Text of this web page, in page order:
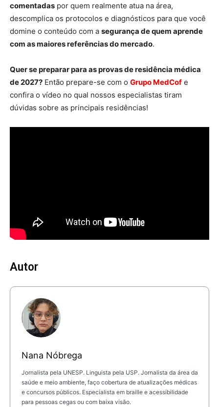
comentadas por quem realmente atua na área,
descomplica os protocolos e diagnósticos para que você
domine o conteúdo com a segurança de quem aprende
com as maiores referências do mercado.
Quer se preparar para as provas de residência médica
de 2027? Então prepare-se com o Grupo MedCof e
confira o vídeo no qual nossos especialistas tiram
dúvidas sobre as principais residências!
Autor
Nana Nóbrega
Jornalista pela UNESP. Linguista pela USP. Jornalista da área da
saúde e meio ambiente, faço cobertura de atualizações médicas
e concursos públicos. Especialista em braille e acessibilidade
para pessoas cegas ou com baixa visão.